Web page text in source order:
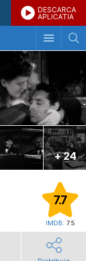
DESCARCA
APLICATIA
+ 24
7.7
IMDB: 7.5